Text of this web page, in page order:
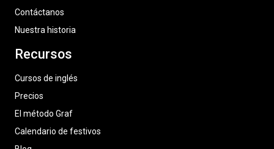
Contáctanos
Nuestra historia
Recursos
Cursos de inglés
Precios
El método Graf
Calendario de festivos